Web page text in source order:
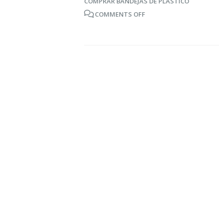
COMMENTS OFF